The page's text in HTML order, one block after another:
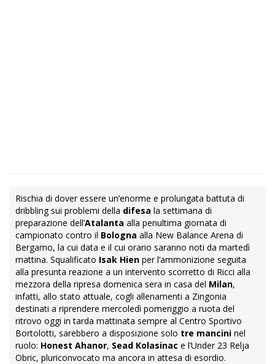
Rischia di dover essere un’enorme e prolungata battuta di
dribbling sui problemi della difesa la settimana di
preparazione dell’Atalanta alla penultima giornata di
campionato contro il Bologna alla New Balance Arena di
Bergamo, la cui data e il cui orario saranno noti da martedì
mattina. Squalificato Isak Hien per l’ammonizione seguita
alla presunta reazione a un intervento scorretto di Ricci alla
mezzora della ripresa domenica sera in casa del Milan,
infatti, allo stato attuale, cogli allenamenti a Zingonia
destinati a riprendere mercoledì pomeriggio a ruota del
ritrovo oggi in tarda mattinata sempre al Centro Sportivo
Bortolotti, sarebbero a disposizione solo tre mancini nel
ruolo: Honest Ahanor, Sead Kolasinac e l’Under 23 Relja
Obric, pluriconvocato ma ancora in attesa di esordio.